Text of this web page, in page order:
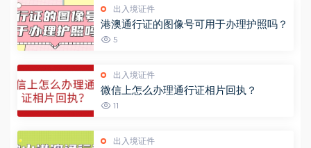
出入境证件
港澳通行证的图像号可用于办理护照吗？
5
出入境证件
微信上怎么办理通行证相片回执？
11
出入境证件